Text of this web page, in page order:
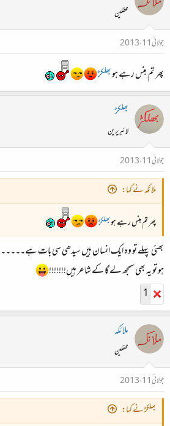
محفلین
جولائی 11، 2013
پھر تم ہنس رہے ہوبھلکڑ
بھلکڑ
لائبریرین
جولائی 11، 2013
ملائکہ نے کہا:
پھر تم ہنس رہے ہوبھلکڑ
بھئی پہلے تو وہ ایک انسان ہیں سیدھی سی بات
ہو تو یہ بھی سمجھ لے گا کے شاعر ہیں!!!!!!!
1
ملائکہ
محفلین
جولائی 11، 2013
بھلکڑ نے کہا: